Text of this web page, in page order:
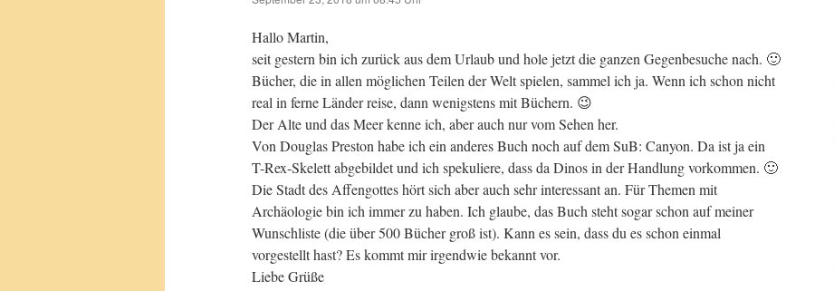
Hallo Martin,
seit gestern bin ich zurück aus dem Urlaub und hole jetzt die ganzen Gegenbesuche nach. 🙂
Bücher, die in allen möglichen Teilen der Welt spielen, sammel ich ja. Wenn ich schon nicht
real in ferne Länder reise, dann wenigstens mit Büchern. 😉
Der Alte und das Meer kenne ich, aber auch nur vom Sehen her.
Von Douglas Preston habe ich ein anderes Buch noch auf dem SuB: Canyon. Da ist ja ein
T-Rex-Skelett abgebildet und ich spekuliere, dass da Dinos in der Handlung vorkommen. 🙂
Die Stadt des Affengottes hört sich aber auch sehr interessant an. Für Themen mit
Archäologie bin ich immer zu haben. Ich glaube, das Buch steht sogar schon auf meiner
Wunschliste (die über 500 Bücher groß ist). Kann es sein, dass du es schon einmal
vorgestellt hast? Es kommt mir irgendwie bekannt vor.
Liebe Grüße